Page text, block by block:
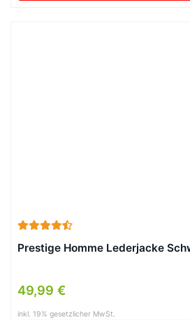
Prestige Homme Lederjacke
49,99 €
inkl. 19% gesetzlicher MwSt.